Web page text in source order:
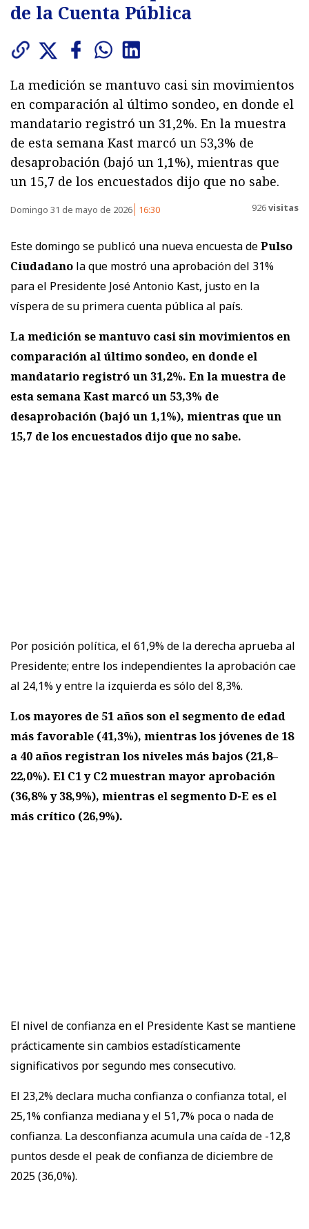
de la Cuenta Pública
La medición se mantuvo casi sin movimientos
en comparación al último sondeo, en donde el
mandatario registró un 31,2%. En la muestra
de esta semana Kast marcó un 53,3% de
desaprobación (bajó un 1,1%), mientras que
un 15,7 de los encuestados dijo que no sabe.
Domingo 31 de mayo de 2026 16:30 926visitas
Este domingo se publicó una nueva encuesta dePulso
Ciudadano la que mostró una aprobación del 31%
para el Presidente José Antonio Kast, justo en la
víspera de su primera cuenta pública al país.
La medición se mantuvo casi sin movimientos en
comparación al último sondeo, en donde el
mandatario registró un 31,2%. En la muestra de
esta semana Kast marcó un 53,3% de
desaprobación (bajó un 1,1%), mientras que un
15,7 de los encuestados dijo que no sabe.
Por posición política, el 61,9% de la derecha aprueba al
Presidente; entre los independientes la aprobación cae
al 24,1% y entre la izquierda es sólo del 8,3%.
Los mayores de 51 años son el segmento de edad
más favorable (41,3%), mientras los jóvenes de 18
a 40 años registran los niveles más bajos (21,8–
22,0%). El C1 y C2 muestran mayor aprobación
(36,8% y 38,9%), mientras el segmento D-E es el
más crítico (26,9%).
El nivel de confianza en el Presidente Kast se mantiene
prácticamente sin cambios estadísticamente
significativos por segundo mes consecutivo.
El 23,2% declara mucha confianza o confianza total, el
25,1% confianza mediana y el 51,7% poca o nada de
confianza. La desconfianza acumula una caída de -12,8
puntos desde el peak de confianza de diciembre de
2025 (36,0%).